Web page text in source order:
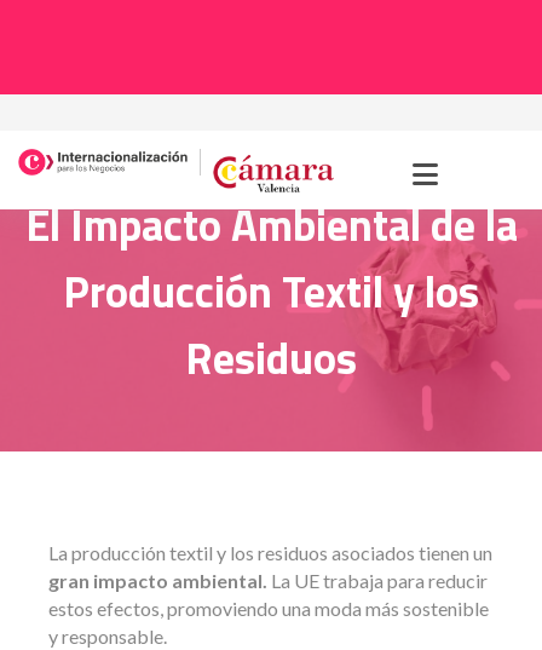
El Impacto Ambiental de la
Producción Textil y los
Residuos
La producción textil y los residuos asociados tienen un
gran impacto ambiental. La UE trabaja para reducir
estos efectos, promoviendo una moda más sostenible
y responsable.